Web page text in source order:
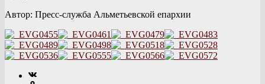
Автор: Пресс-служба Альметьевской епархии